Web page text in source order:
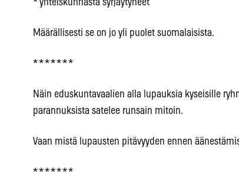
* yhteiskunnasta syrjäytyneet
Määrällisesti se on jo yli puolet suomalaisista.
* * * * * * *
Näin eduskuntavaalien alla lupauksia kyseisille
parannuksista satelee runsain mitoin.
Vaan mistä lupausten pitävyyden ennen
* * * * * * *